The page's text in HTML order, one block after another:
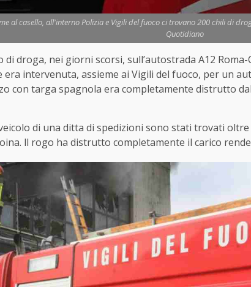
al casello, all'interno Polizia e Vigili del fuoco ci trovano 200 chili di
Quotidiano
di droga, nei giorni scorsi, sull’autostrada A12 Roma-
era intervenuta, assieme ai Vigili del fuoco, per un
con targa spagnola era completamente distrutto
di una ditta di spedizioni sono stati trovati oltre
ll rogo ha distrutto completamente il carico